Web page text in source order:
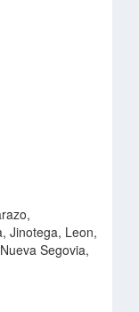
Jinotega, Leon,
Segovia,